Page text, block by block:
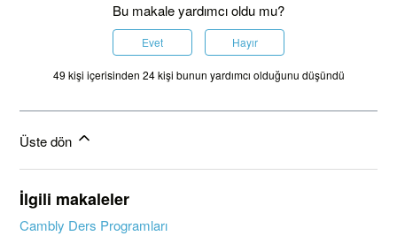
Bu makale yardımcı oldu mu?
Evet Hayır
49 kişi içerisinden 24 kişi bunun yardımcı olduğunu düşündü
Üste dön
İlgili makaleler
Cambly Ders Programları